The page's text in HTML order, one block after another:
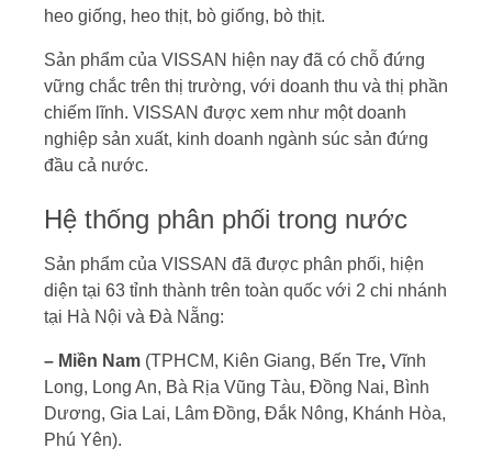
heo giống, heo thịt, bò giống, bò thịt.
Sản phẩm của VISSAN hiện nay đã có chỗ đứng
vững chắc trên thị trường, với doanh thu và thị phần
chiếm lĩnh. VISSAN được xem như một doanh
nghiệp sản xuất, kinh doanh ngành súc sản đứng
đầu cả nước.
Hệ thống phân phối trong nước
Sản phẩm của VISSAN đã được phân phối, hiện
diện tại 63 tỉnh thành trên toàn quốc với 2 chi nhánh
tại Hà Nội và Đà Nẵng:
– Miền Nam (TPHCM, Kiên Giang, Bến Tre, Vĩnh
Long, Long An, Bà Rịa Vũng Tàu, Đồng Nai, Bình
Dương, Gia Lai, Lâm Đồng, Đắk Nông, Khánh Hòa,
Phú Yên).